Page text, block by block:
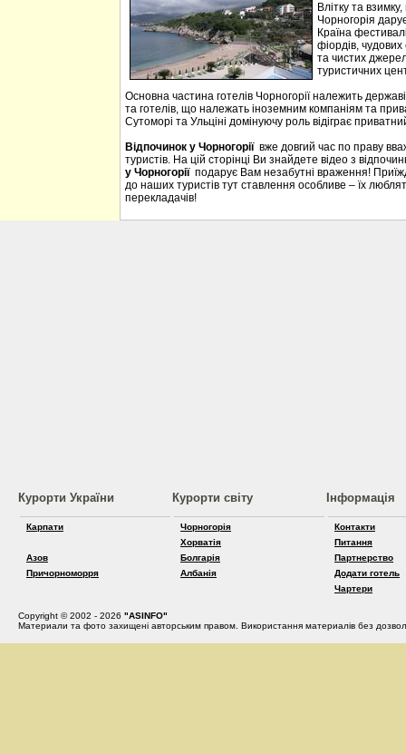
Влітку та
Чорногорія
Країна
фіордів, чудових
та чистих
туристичних
Основна частина готелів Чорногорії належить
та готелів, що належать іноземним компаніям та
Сутоморі та Ульціні домінуючу роль відіграє
Відпочинок у Чорногорії вже довгий час по праву
туристів. На цій сторінці Ви знайдете відео з
у Чорногоріїподарує Вам незабутні враження!
до наших туристів тут ставлення особливе – їх
перекладачів!
Курорти України
Карпати
Азов
Причорноморря
Курорти світу
Чорногорія
Хорватія
Болгарія
Албанія
Інформація
Контакти
Питання
Партнерство
Додати готель
Чартери
Copyright © 2002 - 2026 "ASINFO"
Материали та фото захищені авторським правом. Використання материалів без